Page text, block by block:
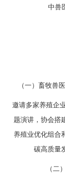
中兽
（一）畜牧兽
邀请多家养殖企
题演讲，协会搭
养殖业优化组合
碳高质量
（二